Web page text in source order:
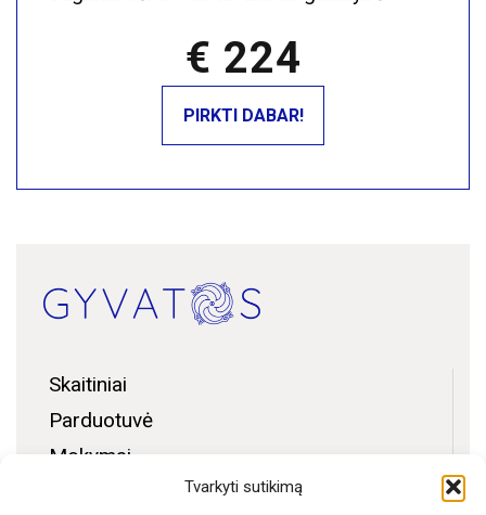
Tvarkyti sutikimą
€ 224
Skaitiniai
Parduotuvė
Mokymai
Bendruomenės zona